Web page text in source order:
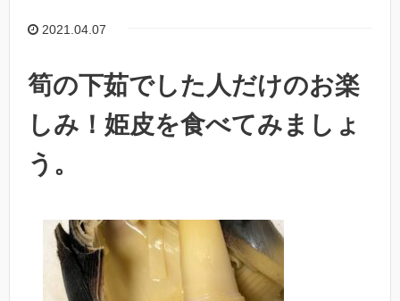
2021.04.07
筍の下茹でした人だけのお楽
しみ！姫皮を食べてみましょ
う。